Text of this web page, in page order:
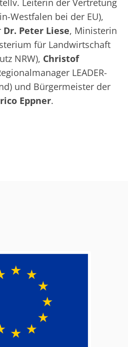
Leiterin der Vertretung
Westfalen bei der EU),
Dr. Peter Liese, Ministerin
für Landwirtschaft
NRW), Christof
LEADER-
und Bürgermeister der
Eppner.